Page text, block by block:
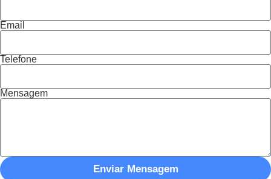
Email
Telefone
Mensagem
Enviar Mensagem